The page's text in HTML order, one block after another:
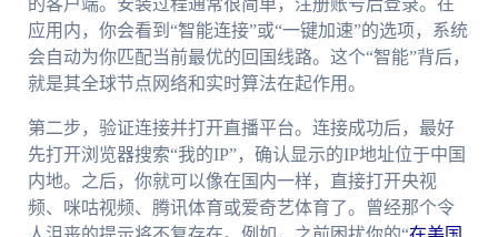
应用内，你会看到“智能连接”或“一键加速”的选项，系统
会自动为你匹配当前最优的回国线路。这个“智能”背后，
就是其全球节点网络和实时算法在起作用。
第二步，验证连接并打开直播平台。连接成功后，最好
先打开浏览器搜索“我的IP”，确认显示的IP地址位于中国
内地。之后，你就可以像在国内一样，直接打开央视
频、咪咕视频、腾讯体育或爱奇艺体育了。曾经那个令